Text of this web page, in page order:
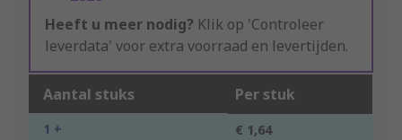
Heeft u meer nodig? Klik op 'Controleer
leverdata' voor extra voorraad en levertijden.
Aantal stuks Per stuk
1 + € 1,64